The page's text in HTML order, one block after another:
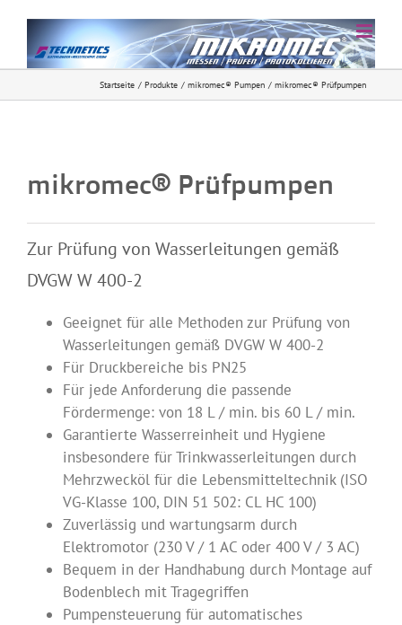
Inhalt
springen
Startseite Produkte mikromec® Pumpen mikromec® Prüfpumpen
mikromec® Prüfpumpen
Zur Prüfung von Wasserleitungen gemäß
DVGW W 400-2
Geeignet für alle Methoden zur Prüfung von
Wasserleitungen gemäß DVGW W 400-2
Für Druckbereiche bis PN25
Für jede Anforderung die passende
Fördermenge: von 18 L / min. bis 60 L / min.
Garantierte Wasserreinheit und Hygiene
insbesondere für Trinkwasserleitungen durch
Mehrzwecköl für die Lebensmitteltechnik (ISO
VG-Klasse 100, DIN 51 502: CL HC 100)
Zuverlässig und wartungsarm durch
Elektromotor (230 V / 1 AC oder 400 V / 3 AC)
Bequem in der Handhabung durch Montage auf
Bodenblech mit Tragegriffen
Pumpensteuerung für automatisches